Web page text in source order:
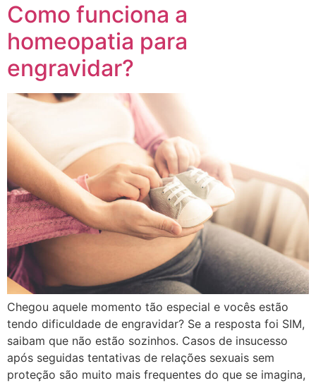
Como funciona a
homeopatia para
engravidar?
Chegou aquele momento tão especial e vocês estão
tendo dificuldade de engravidar? Se a resposta foi SIM,
saibam que não estão sozinhos. Casos de insucesso
após seguidas tentativas de relações sexuais sem
proteção são muito mais frequentes do que se imagina,